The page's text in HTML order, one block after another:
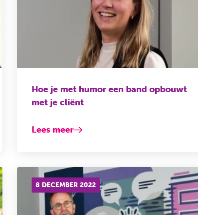
Hoe je met humor een band opbouwt
met je cliënt
Lees meer
8 DECEMBER 2022